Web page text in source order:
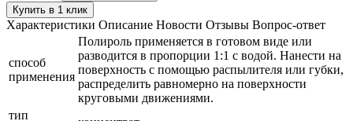
Купить в 1 клик
Характеристики Описание Новости Отзывы Вопрос-ответ
способ
применения
Полироль применяется в готовом виде или
разводится в пропорции 1:1 с водой. Нанести на
поверхность с помощью распылителя или губки,
распределить равномерно на поверхности
круговыми движениями.
тип